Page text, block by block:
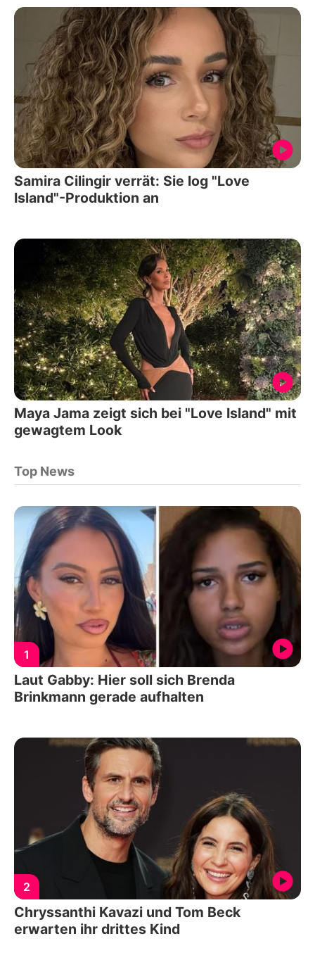
Samira Cilingir verrät: Sie log "Love
Island"-Produktion an
Maya Jama zeigt sich bei "Love Island" mit
gewagtem Look
Top News
1
Laut Gabby: Hier soll sich Brenda
Brinkmann gerade aufhalten
2
Chryssanthi Kavazi und Tom Beck
erwarten ihr drittes Kind